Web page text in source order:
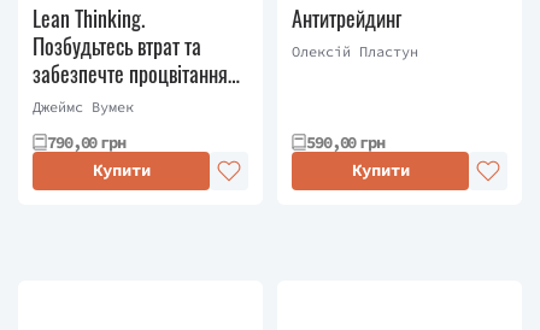
Lean Thinking.
Позбудьтесь втрат та
забезпечте процвітання
вашій компанії
Джеймс Вумек
790,00 грн
Купити
Антитрейдинг
Олексій Пластун
590,00 грн
Купити